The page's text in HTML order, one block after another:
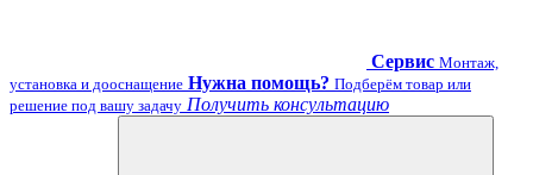
Сервис Монтаж,
установка и дооснащение Нужна помощь? Подберём товар или
решение под вашу задачу Получить консультацию